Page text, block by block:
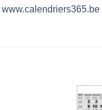
www.calendriers365.be